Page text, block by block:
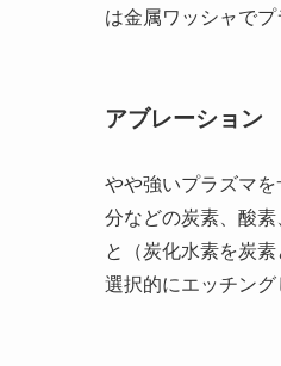
は金属ワッシャで
アブレーション
やや強いプラズマ
分などの炭素、酸
と（炭化水素を炭
選択的にエッチン